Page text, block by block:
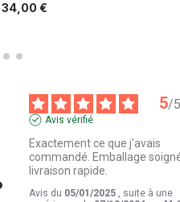
34,00 €
5/5
Avis vérifié
Exactement ce que j'avais
commandé. Emballage
livraison rapide.
Avis du 05/01/2025
, suite à une